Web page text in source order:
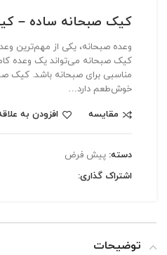
کیک صبحانه ساده –
وعده صبحانه، یکی از مهم‌ترین
کیک صبحانه می‌تواند یک وعده
مناسبی برای صبحانه باشد. کیک
خوش‌طعم دارد…
مقایسه
افزودن به
دسته: پیش فرض
اشتراک گذاری:
توضیحات